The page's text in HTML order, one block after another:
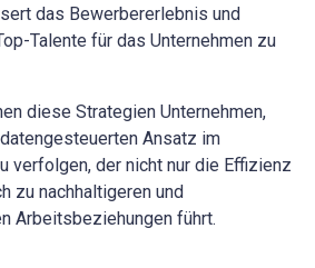
das Bewerbererlebnis und
Talente für das Unternehmen zu
diese Strategien Unternehmen,
Ansatz im
verfolgen, der nicht nur die Effizienz
zu nachhaltigeren und
Arbeitsbeziehungen führt.